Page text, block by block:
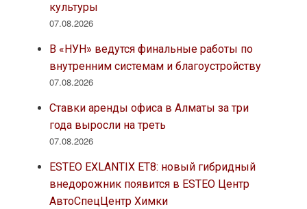
культуры
07.08.2026
В «НУН» ведутся финальные работы по
внутренним системам и благоустройству
07.08.2026
Ставки аренды офиса в Алматы за три
года выросли на треть
07.08.2026
ESTEO EXLANTIX ET8: новый гибридный
внедорожник появится в ESTEO Центр
АвтоСпецЦентр Химки